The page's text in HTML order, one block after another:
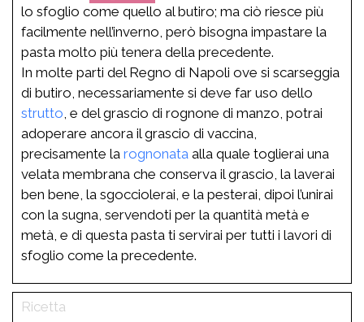
lo sfoglio come quello al butiro; ma ciò riesce più
facilmente nell’inverno, però bisogna impastare la
pasta molto più tenera della precedente.
In molte parti del Regno di Napoli ove si scarseggia
di butiro, necessariamente si deve far uso dello
strutto , e del grascio di rognone di manzo, potrai
adoperare ancora il grascio di vaccina,
precisamente la rognonata alla quale toglierai una
velata membrana che conserva il grascio, la laverai
ben bene, la sgocciolerai, e la pesterai, dipoi l’unirai
con la sugna, servendoti per la quantità metà e
metà, e di questa pasta ti servirai per tutti i lavori di
sfoglio come la precedente.